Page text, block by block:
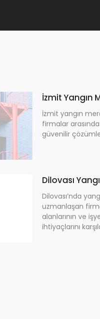
İzmit Yangın
İzmit yangın
firmalar
güvenilir
Dilovası
Dilovası’nda
uzmanlaşan
alanlarının ve
ihtiyaçlarını